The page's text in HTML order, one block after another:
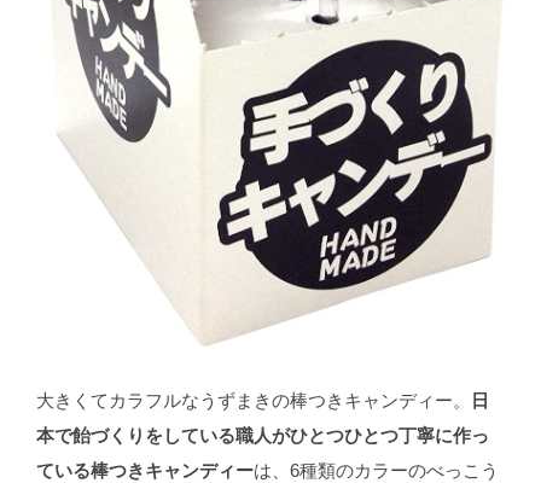
大きくてカラフルなうずまきの棒つきキャンディー。
日
本で飴づくりをしている職人がひとつひとつ丁寧に作っ
ている棒つきキャンディーは、6種類のカラーのべっこう